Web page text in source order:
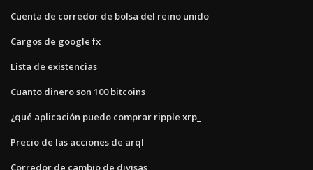
Cuenta de corredor de bolsa del reino unido
Cargos de google fx
Lista de existencias
Cuanto dinero son 100 bitcoins
¿qué aplicación puedo comprar ripple xrp_
Precio de las acciones de arql
Corredor de cambio de divisas